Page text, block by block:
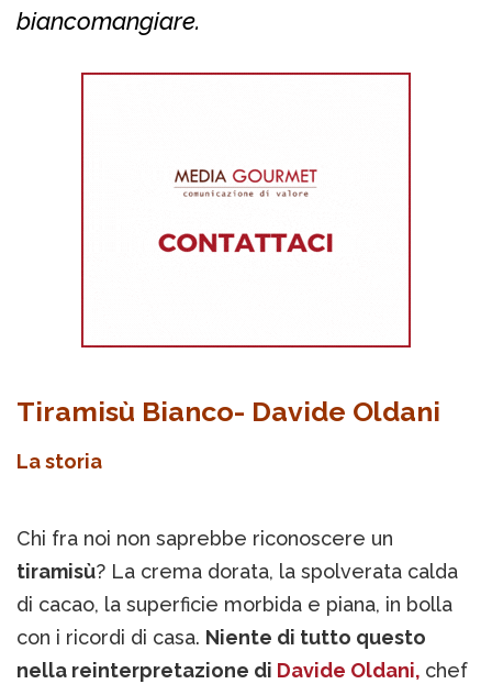
biancomangiare.
Tiramisù Bianco- Davide Oldani
La storia
Chi fra noi non saprebbe riconoscere un
tiramisù? La crema dorata, la spolverata calda
di cacao, la superficie morbida e piana, in bolla
con i ricordi di casa. Niente di tutto questo
nella reinterpretazione di Davide Oldani, chef